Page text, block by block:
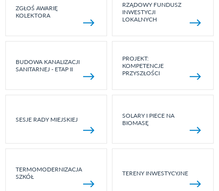
ZGŁOŚ AWARIĘ
KOLEKTORA
RZĄDOWY FUNDUSZ
INWESTYCJI
LOKALNYCH
BUDOWA KANALIZACJI
SANITARNEJ - ETAP II
PROJEKT:
KOMPETENCJE
PRZYSZŁOŚCI
SESJE RADY MIEJSKIEJ
SOLARY I PIECE NA
BIOMASĘ
TERMOMODERNIZACJA
SZKÓŁ
TERENY INWESTYCYJNE